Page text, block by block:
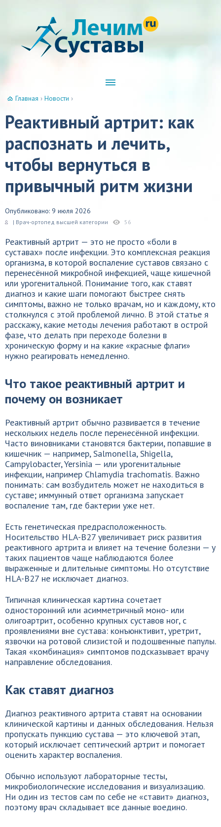
Главная › Новости ›
Реактивный артрит: как
распознать и лечить,
чтобы вернуться в
привычный ритм жизни
Опубликовано: 9 июля 2026
| Врач-ортопед высшей категории 56
Реактивный артрит — это не просто «боли в
суставах» после инфекции. Это комплексная реакция
организма, в которой воспаление суставов связано с
перенесённой микробной инфекцией, чаще кишечной
или урогенитальной. Понимание того, как ставят
диагноз и какие шаги помогают быстрее снять
симптомы, важно не только врачам, но и каждому, кто
столкнулся с этой проблемой лично. В этой статье я
расскажу, какие методы лечения работают в острой
фазе, что делать при переходе болезни в
хроническую форму и на какие «красные флаги»
нужно реагировать немедленно.
Что такое реактивный артрит и
почему он возникает
Реактивный артрит обычно развивается в течение
нескольких недель после перенесённой инфекции.
Часто виновниками становятся бактерии, попавшие в
кишечник — например, Salmonella, Shigella,
Campylobacter, Yersinia — или урогенитальные
инфекции, например Chlamydia trachomatis. Важно
понимать: сам возбудитель может не находиться в
суставе; иммунный ответ организма запускает
воспаление там, где бактерии уже нет.
Есть генетическая предрасположенность.
Носительство HLA-B27 увеличивает риск развития
реактивного артрита и влияет на течение болезни — у
таких пациентов чаще наблюдаются более
выраженные и длительные симптомы. Но отсутствие
HLA-B27 не исключает диагноз.
Типичная клиническая картина сочетает
односторонний или асимметричный моно- или
олигоартрит, особенно крупных суставов ног, с
проявлениями вне сустава: конъюнктивит, уретрит,
язвочки на ротовой слизистой и подошвенные папулы.
Такая «комбинация» симптомов подсказывает врачу
направление обследования.
Как ставят диагноз
Диагноз реактивного артрита ставят на основании
клинической картины и данных обследования. Нельзя
пропускать пункцию сустава — это ключевой этап,
который исключает септический артрит и помогает
оценить характер воспаления.
Обычно используют лабораторные тесты,
микробиологические исследования и визуализацию.
Ни один из тестов сам по себе не «ставит» диагноз,
поэтому врач складывает все данные воедино.